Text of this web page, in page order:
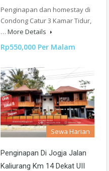
Penginapan dan homestay di
Condong Catur 3 Kamar Tidur,
… More Details
Rp550,000 Per Malam
Sewa Harian
Penginapan Di Jogja Jalan
Kaliurang Km 14 Dekat UII